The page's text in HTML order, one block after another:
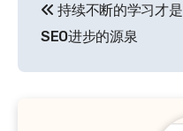
章
导
持续不断的学习才是
SEO进步的源泉